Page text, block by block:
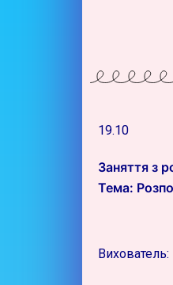
19.10
Заняття з
Тема: